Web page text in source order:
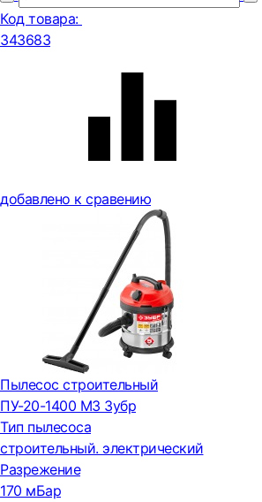
Код товара:
343683
добавлено к сравению
Пылесос строительный
ПУ-20-1400 М3 Зубр
Тип пылесоса
строительный. электрический
Разрежение
170 мБар